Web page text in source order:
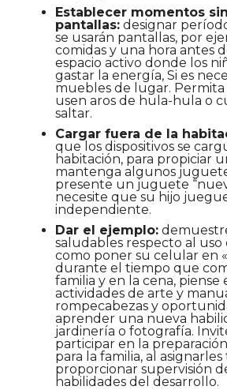
Establecer momentos sin
pantallas:designar
se usarán pantallas, por
comidas y una hora antes
espacio activo donde los
gastar la energía, Si es
muebles de lugar. Permita
usen aros de hula-hula o
saltar.
Cargar fuera de la
que los dispositivos se
habitación, para propiciar
mantenga algunos
presente un juguete
necesite que su hijo
independiente.
Dar el ejemplo:
saludables respecto al uso
como poner su celular en
durante el tiempo que
familia y en la cena, piense
actividades de arte y
rompecabezas y
aprender una nueva
jardinería o fotografía.
participar en la
para la familia, al asignarles
proporcionar supervisión
habilidades del desarrollo.